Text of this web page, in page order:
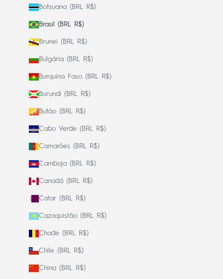
Botsuana (BRL R$)
Brasil (BRL R$)
Brunei (BRL R$)
Bulgária (BRL R$)
Burquina Faso (BRL R$)
Burundi (BRL R$)
Butão (BRL R$)
Cabo Verde (BRL R$)
Camarões (BRL R$)
Camboja (BRL R$)
Canadá (BRL R$)
Catar (BRL R$)
Cazaquistão (BRL R$)
Chade (BRL R$)
Chile (BRL R$)
China (BRL R$)